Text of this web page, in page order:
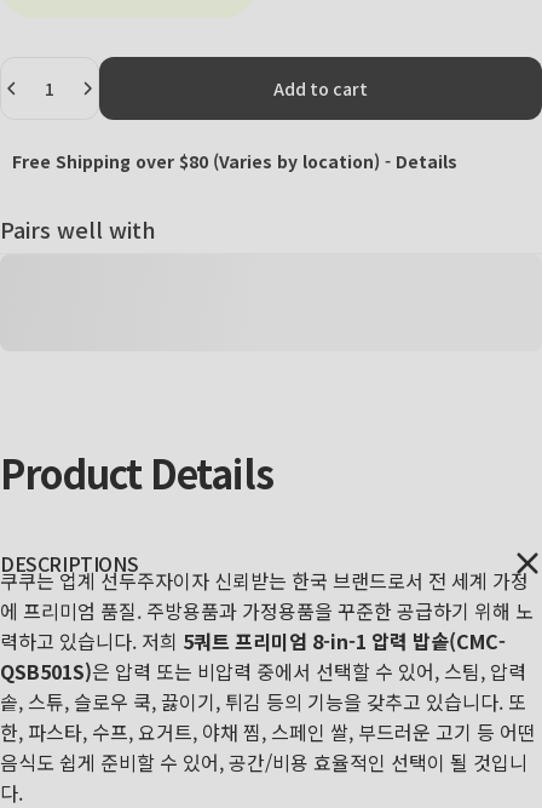
Add to cart
Free Shipping over $80 (Varies by location) - Details
Pairs well with
Product Details
DESCRIPTIONS
쿠쿠는 업계 선두주자이자 신뢰받는 한국 브랜드로서 전 세계 가정
에 프리미엄 품질. 주방용품과 가정용품을 꾸준한 공급하기 위해 노
력하고 있습니다. 저희 5쿼트 프리미엄 8-in-1 압력 밥솥(CMC-
QSB501S)은 압력 또는 비압력 중에서 선택할 수 있어, 스팀, 압력
솥, 스튜, 슬로우 쿡, 끓이기, 튀김 등의 기능을 갖추고 있습니다. 또
한, 파스타, 수프, 요거트, 야채 찜, 스페인 쌀, 부드러운 고기 등 어떤
음식도 쉽게 준비할 수 있어, 공간/비용 효율적인 선택이 될 것입니
다.